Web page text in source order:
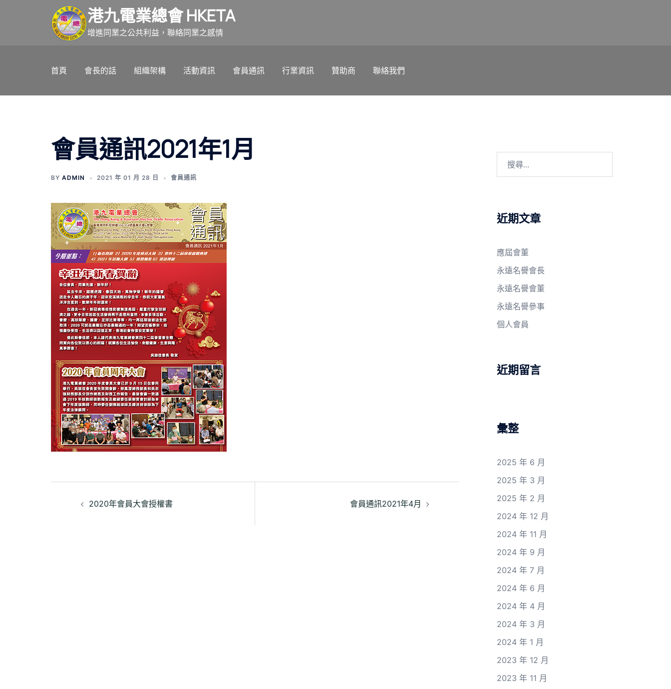
港九電業總會 HKETA
增進同業之公共利益，聯絡同業之感情
首頁 會長的話 組織架構 活動資訊 會員通訊 行業資訊 贊助商 聯絡我們
會員通訊2021年1月
BY ADMIN 2021 年 01 月 28 日 會員通訊
文 2020年會員大會授權書 會員通訊2021年4月
字:
近期文章
應屆會董
永遠名譽會長
永遠名譽會董
永遠名譽參事
個人會員
近期留言
彙整
2025 年 6 月
2025 年 3 月
2025 年 2 月
2024 年 12 月
2024 年 11 月
2024 年 9 月
2024 年 7 月
2024 年 6 月
2024 年 4 月
2024 年 3 月
2024 年 1 月
2023 年 12 月
2023 年 11 月